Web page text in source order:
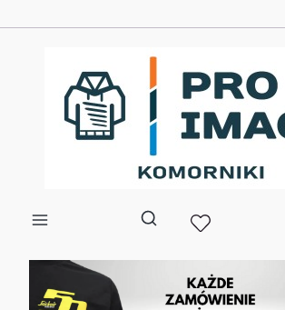
Otwórz wyszukiwarkę